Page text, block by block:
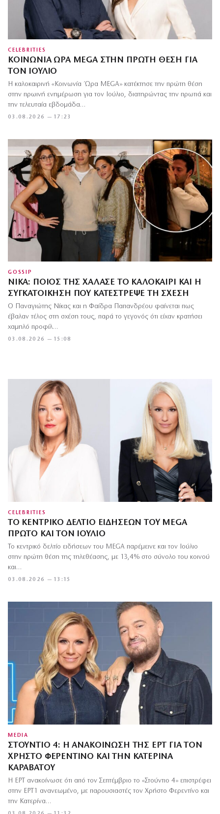
CELEBRITIES
ΚΟΙΝΩΝΊΑ ΏΡΑ MEGA ΣΤΗΝ ΠΡΏΤΗ ΘΈΣΗ ΓΙΑ
ΤΟΝ ΙΟΎΛΙΟ
03.08.2026 — 17:23
Η καλοκαιρινή «Κοινωνία Ώρα MEGA» κατέκτησε την πρώτη θέση
στην πρωινή ενημέρωση για τον Ιούλιο, διατηρώντας την πρωτιά και
την τελευταία εβδομάδα…
GOSSIP
ΝΊΚΑ: ΠΟΙΟΣ ΤΗΣ ΧΆΛΑΣΕ ΤΟ ΚΑΛΟΚΑΊΡΙ ΚΑΙ Η
ΣΥΓΚΑΤΟΊΚΗΣΗ ΠΟΥ ΚΑΤΈΣΤΡΕΨΕ ΤΗ ΣΧΈΣΗ
03.08.2026 — 15:08
Ο Παναγιώτης Νίκας και η Φαίδρα Παπανδρέου φαίνεται πως
έβαλαν τέλος στη σχέση τους, παρά το γεγονός ότι είχαν κρατήσει
χαμηλό προφίλ…
CELEBRITIES
ΤΟ ΚΕΝΤΡΙΚΌ ΔΕΛΤΊΟ ΕΙΔΉΣΕΩΝ ΤΟΥ MEGA
ΠΡΏΤΟ ΚΑΙ ΤΟΝ ΙΟΎΛΙΟ
03.08.2026 — 13:15
Το κεντρικό δελτίο ειδήσεων του MEGA παρέμεινε και τον Ιούλιο
στην πρώτη θέση της τηλεθέασης, με 13,4% στο σύνολο του κοινού
και…
MEDIA
ΣΤΟΎΝΤΙΟ 4: Η ΑΝΑΚΟΊΝΩΣΗ ΤΗΣ ΕΡΤ ΓΙΑ ΤΟΝ
ΧΡΉΣΤΟ ΦΕΡΕΝΤΊΝΟ ΚΑΙ ΤΗΝ ΚΑΤΕΡΊΝΑ
ΚΑΡΑΒΆΤΟΥ
Η ΕΡΤ ανακοίνωσε ότι από τον Σεπτέμβριο το «Στούντιο 4» επιστρέφει
στην ΕΡΤ1 ανανεωμένο, με παρουσιαστές τον Χρήστο Φερεντίνο και
την Κατερίνα…